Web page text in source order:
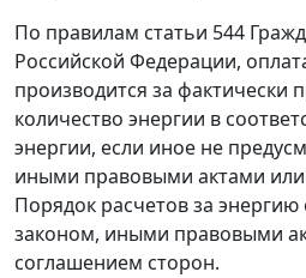
По правилам статьи 544
Российской Федерации,
производится за фактически
количество энергии в
энергии, если иное не
иными правовыми актами
Порядок расчетов за энергию
законом, иными правовыми
соглашением сторон.